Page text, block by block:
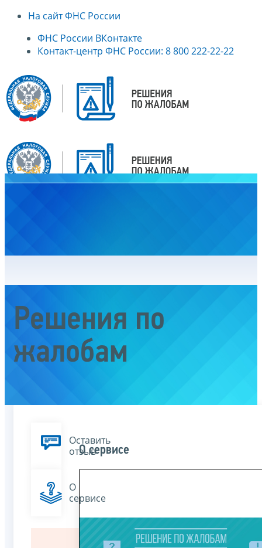
На сайт ФНС России
ФНС России ВКонтакте
Контакт-центр ФНС России: 8 800 222-22-22
Решения по
жалобам
Оставить
отзыв
О
сервисе
О сервисе